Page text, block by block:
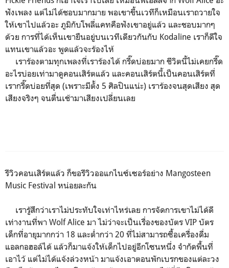
ฟังเพลง แต่ไม่ได้ชอบมากมาย พอเขาขึ้นเวทีก็เหมือนเราถวายใจ
ให้เขาไปแล้วอะ ภูมิกับโพลี่แคทคือฟังเขาอยู่แล้ว และชอบมากๆ
ด้วย การที่ได้เห็นเขายืนอยู่บนเวทีเดียวกันกับ Kodaline เราก็ดีใจ
แทนเขาแล้วอะ พูดแล้วจะร้องไห้
เราร้องตามทุกเพลงที่เราร้องได้ กรี๊ดบ่อยมาก ชีวิตนี้ไม่เคยกรี๊ด
อะไรบ่อยเท่ามาดูคอนเสิร์ตแล้ว และคอนเสิร์ตนี้เป็นคอนเสิร์ตที่
เรากรี๊ดบ่อยที่สุด (เพราะมีตั้ง 5 ศิลปินแน่ะ) เราร้องจนสุดเสียง สุด
เสียงจริงๆ จนตื่นเช้ามาเสียงเปลี่ยนเลย
รีวิวคอนเสิร์ตแล้ว ก็ขอรีวิวออแกไนซ์เซอร์อย่าง Mangosteen
Music Festival หน่อยละกัน
เรารู้สึกว่าเราไม่ประทับใจเท่าไหร่เลย การจัดการเขาไม่ได้ดี
เท่างานที่พา Wolf Alice มา ไม่ว่าจะเป็นเรื่องของบัตร VIP บัตร
เด็กที่อายุมากกว่า 18 และต่ำกว่า 20 ที่ไม่สามารถซื้อเครื่องดื่ม
แอลกอฮอล์ได้ แล้วก็มาแจ้งให้เด็กไปอยู่อีกโซนหนึ่ง จำกัดพื้นที่
เอาไว้ แต่ไม่ได้แจ้งล่วงหน้า มาแจ้งเอาตอนพักเบรกของแต่ละวง